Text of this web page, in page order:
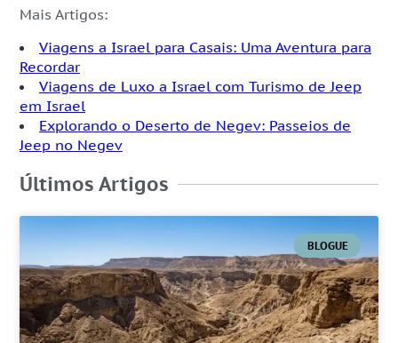
Mais Artigos:
Viagens a Israel para Casais: Uma Aventura para
Recordar
Viagens de Luxo a Israel com Turismo de Jeep
em Israel
Explorando o Deserto de Negev: Passeios de
Jeep no Negev
Últimos Artigos
BLOGUE